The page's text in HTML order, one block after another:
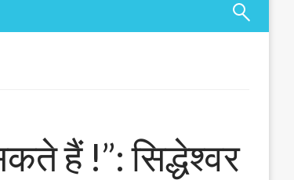
हैं !”: सिद्धेश्वर